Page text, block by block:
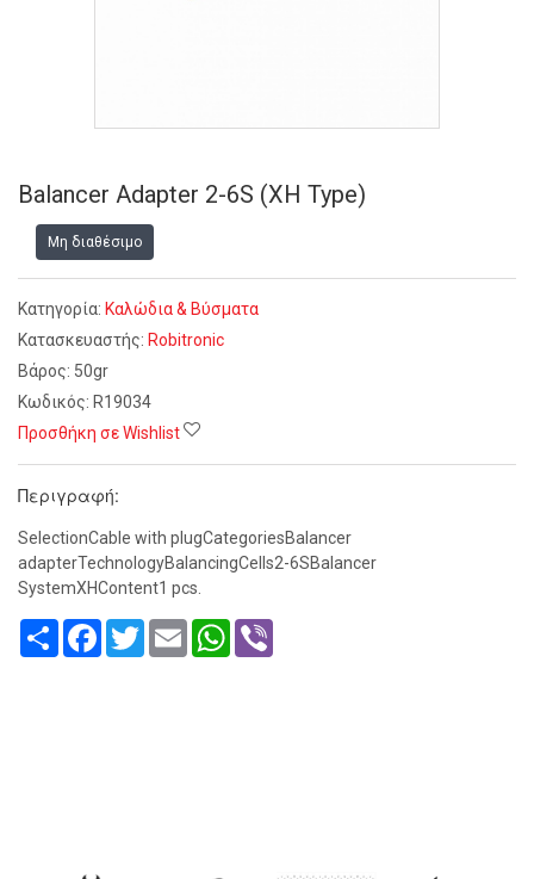
Balancer Adapter 2-6S (XH Type)
Μη διαθέσιμο
Κατηγορία: Kαλώδια & Βύσματα
Κατασκευαστής: Robitronic
Βάρος: 50gr
Κωδικός: R19034
Προσθήκη σε Wishlist
Περιγραφή:
SelectionCable with plugCategoriesBalancer
adapterTechnologyBalancingCells2-6SBalancer
SystemXHContent1 pcs.
Share FacebookTwitterEmail WhatsApp